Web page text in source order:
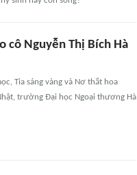
cô Nguyễn Thị Bích Hà
Tia sáng vàng và Nơ thắt hoa
trường Đại học Ngoại thương Hà